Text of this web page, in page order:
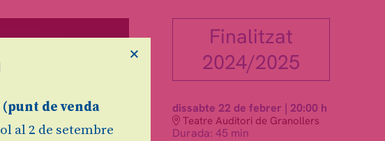
Finalitzat
2024/2025
dissabte 22 de febrer | 20:00 h
Teatre Auditori de Granollers
Durada: 45 min
punt de venda
al 2 de setembre
×